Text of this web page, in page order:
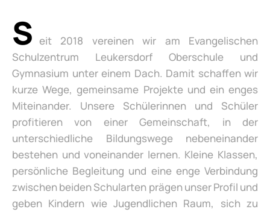
S eit 2018 vereinen wir am Evangelischen
Schulzentrum Leukersdorf Oberschule und
Gymnasium unter einem Dach. Damit schaffen wir
kurze Wege, gemeinsame Projekte und ein enges
Miteinander. Unsere Schülerinnen und Schüler
profitieren von einer Gemeinschaft, in der
unterschiedliche Bildungswege nebeneinander
bestehen und voneinander lernen. Kleine Klassen,
persönliche Begleitung und eine enge Verbindung
zwischen beiden Schularten prägen unser Profil und
geben Kindern wie Jugendlichen Raum, sich zu